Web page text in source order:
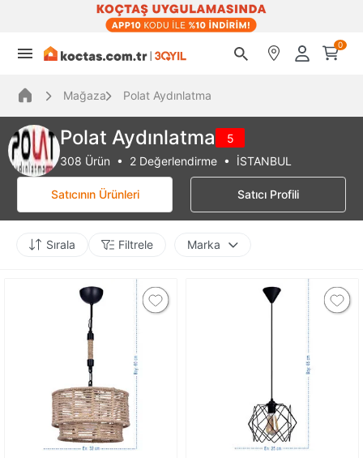
0
Mağaza Polat Aydınlatma
Polat Aydınlatma
5
308 Ürün • 2 Değerlendirme • İSTANBUL
Satıcının Ürünleri Satıcı Profili
Sırala Filtrele Marka